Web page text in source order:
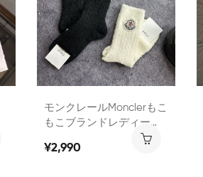
モンクレールmonclerもこ
もこブランドレディース
靴下ルームソックス 厚手
2足セット 靴下 くつ下 フ
¥2,990